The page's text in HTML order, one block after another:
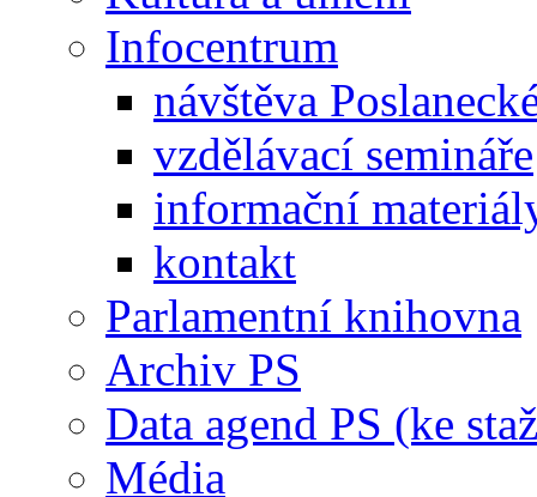
Infocentrum
návštěva
vzdělávací semináře
informační
kontakt
Parlamentní knihovna
Archiv PS
Data agend PS (ke
Média